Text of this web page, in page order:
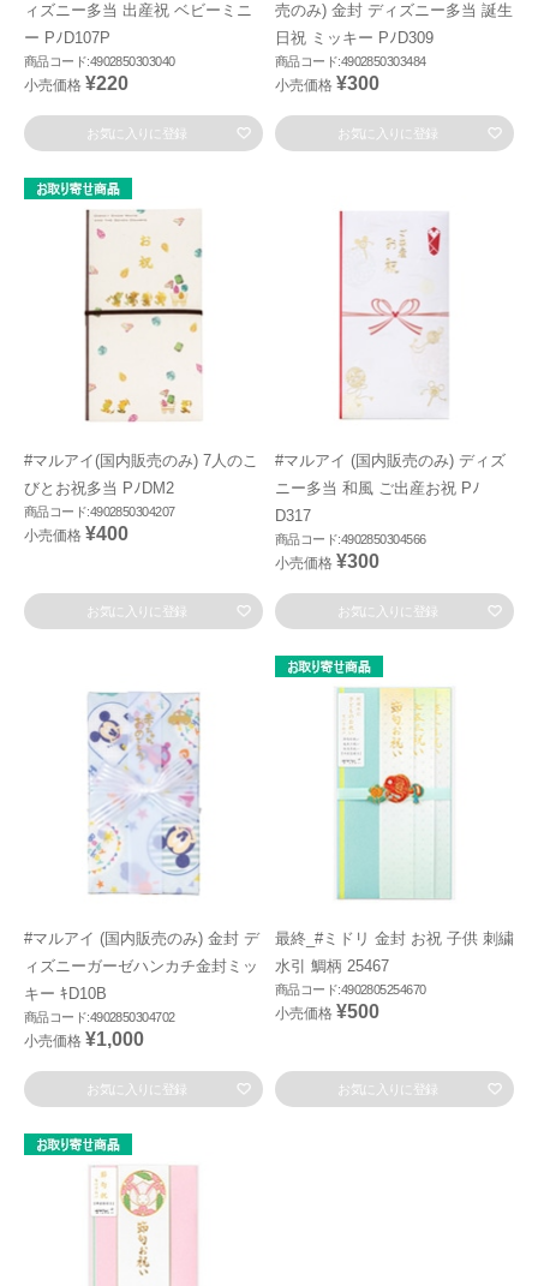
ィズニー多当 出産祝 ベビーミニ
ー PﾉD107P
商品コード:4902850303040
小売価格 ¥220
お気に入りに登録
売のみ) 金封 ディズニー多当 誕生
日祝 ミッキー PﾉD309
商品コード:4902850303484
小売価格 ¥300
お気に入りに登録
#マルアイ(国内販売のみ) 7人のこ
びとお祝多当 PﾉDM2
商品コード:4902850304207
小売価格 ¥400
お気に入りに登録
#マルアイ (国内販売のみ) ディズ
ニー多当 和風 ご出産お祝 Pﾉ
D317
商品コード:4902850304566
小売価格 ¥300
お気に入りに登録
#マルアイ (国内販売のみ) 金封 デ
ィズニーガーゼハンカチ金封ミッ
キー ｷD10B
商品コード:4902850304702
小売価格 ¥1,000
お気に入りに登録
最終_#ミドリ 金封 お祝 子供 刺繍
水引 鯛柄 25467
商品コード:4902805254670
小売価格 ¥500
お気に入りに登録